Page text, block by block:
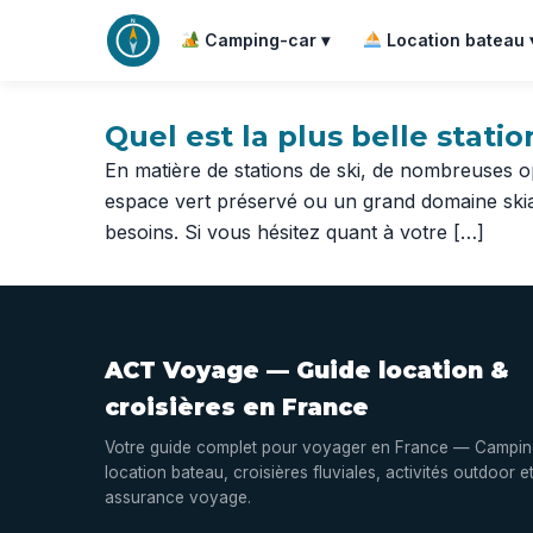
Camping-car ▾ Location bateau
Quel est la plus belle
En matière de stations de ski, de
espace vert préservé ou un grand domaine
besoins. Si vous hésitez quant à votre […]
ACT Voyage — Guide location &
croisières en France
Votre guide complet pour voyager en France —
location bateau, croisières fluviales, activités outdoor et
assurance voyage.